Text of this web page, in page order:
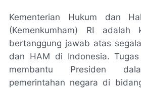
Kementerian Hukum dan
(Kemenkumham) RI adalah
bertanggung jawab atas
dan HAM di Indonesia.
membantu Presiden
pemerintahan negara di